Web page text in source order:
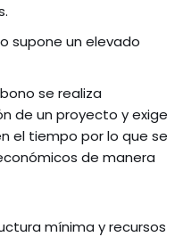
supone un elevado
se realiza
de un proyecto y exige
el tiempo por lo que se
de manera
mínima y recursos